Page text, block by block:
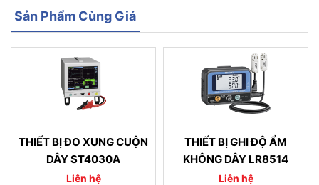
Sản Phẩm Cùng Giá
THIẾT BỊ ĐO XUNG CUỘN
DÂY ST4030A
Liên hệ
THIẾT BỊ GHI ĐỘ ẨM
KHÔNG DÂY LR8514
Liên hệ